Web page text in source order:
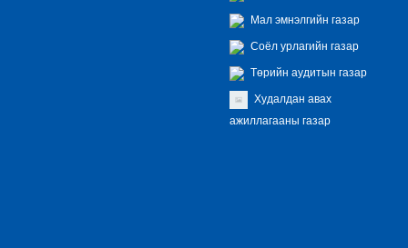
Мал эмнэлгийн газар
Соёл урлагийн газар
Төрийн аудитын газар
Худалдан авах
ажиллагааны газар